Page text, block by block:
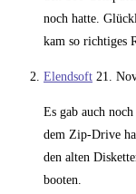
noch hatte.
kam so richtiges
Elendsoft 21.
Es gab auch
dem Zip-Drive
den alten
booten.